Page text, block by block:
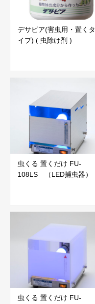
デサピア(害虫用・置くタ
イプ) ( 虫除け剤 )
虫くる 置くだけ FU-
108LS （LED捕虫器）
虫くる 置くだけ FU-